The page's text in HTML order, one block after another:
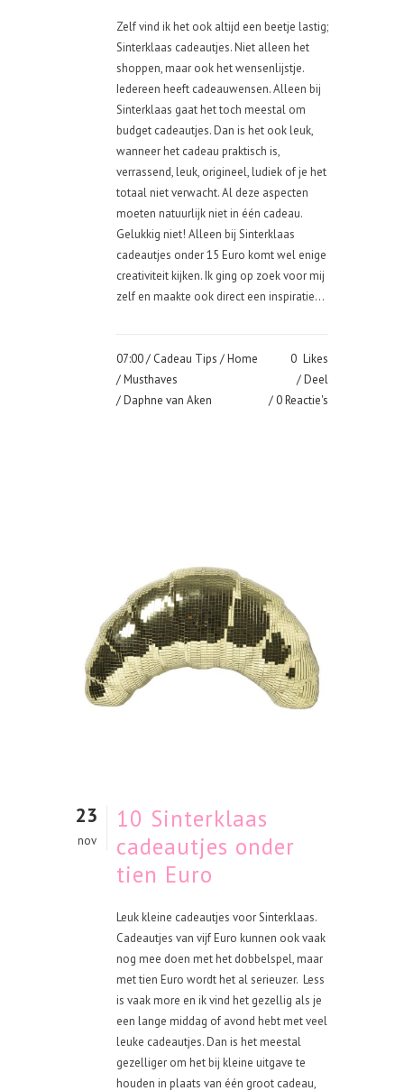
Zelf vind ik het ook altijd een beetje lastig;
Sinterklaas cadeautjes. Niet alleen het
shoppen, maar ook het wensenlijstje.
Iedereen heeft cadeauwensen. Alleen bij
Sinterklaas gaat het toch meestal om
budget cadeautjes. Dan is het ook leuk,
wanneer het cadeau praktisch is,
verrassend, leuk, origineel, ludiek of je het
totaal niet verwacht. Al deze aspecten
moeten natuurlijk niet in één cadeau.
Gelukkig niet! Alleen bij Sinterklaas
cadeautjes onder 15 Euro komt wel enige
creativiteit kijken. Ik ging op zoek voor mij
zelf en maakte ook direct een inspiratie...
07:00 / Cadeau Tips /Home
/Musthaves
/ Daphne van Aken
0 Likes
Deel
0 Reactie's
23
nov
10 Sinterklaas
cadeautjes onder
tien Euro
Leuk kleine cadeautjes voor Sinterklaas.
Cadeautjes van vijf Euro kunnen ook vaak
nog mee doen met het dobbelspel, maar
met tien Euro wordt het al serieuzer. Less
is vaak more en ik vind het gezellig als je
een lange middag of avond hebt met veel
leuke cadeautjes. Dan is het meestal
gezelliger om het bij kleine uitgave te
houden in plaats van één groot cadeau,